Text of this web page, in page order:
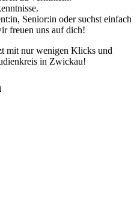
Senior:in oder suchst einfach
freuen uns auf dich!
mit nur wenigen Klicks und
in Zwickau!